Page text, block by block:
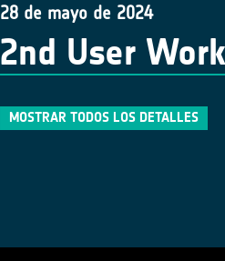
28 de mayo de 2024
2nd User
MOSTRAR TODOS LOS DETALLES